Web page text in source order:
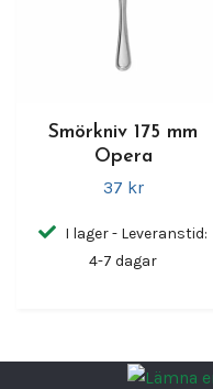
Smörkniv 175 mm
Opera
37 kr
I lager - Leveranstid:
4-7 dagar